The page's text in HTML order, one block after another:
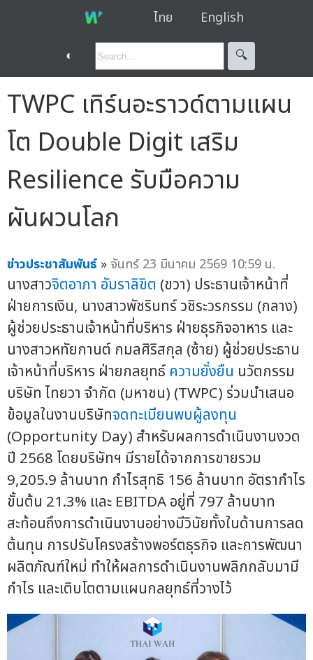
ไทย English
◐ 🔍︎
TWPC เทิร์นอะราวด์ตามแผน
โต Double Digit เสริม
Resilience รับมือความ
ผันผวนโลก
ข่าวประชาสัมพันธ์ » จันทร์ 23 มีนาคม 2569 10:59 น.
นางสาวจิตอาภา อัมราลิขิต (ขวา) ประธานเจ้าหน้าที่
ฝ่ายการเงิน, นางสาวพัชรินทร์ วชิระวรกรรม (กลาง)
ผู้ช่วยประธานเจ้าหน้าที่บริหาร ฝ่ายธุรกิจอาหาร และ
นางสาวหทัยกานต์ กมลศิริสกุล (ซ้าย) ผู้ช่วยประธาน
เจ้าหน้าที่บริหาร ฝ่ายกลยุทธ์ ความยั่งยืน นวัตกรรม
บริษัท ไทยวา จำกัด (มหาชน) (TWPC) ร่วมนำเสนอ
ข้อมูลในงานบริษัทจดทะเบียนพบผู้ลงทุน
(Opportunity Day) สำหรับผลการดำเนินงานงวด
ปี 2568 โดยบริษัทฯ มีรายได้จากการขายรวม
9,205.9 ล้านบาท กำไรสุทธิ 156 ล้านบาท อัตรากำไร
ขั้นต้น 21.3% และ EBITDA อยู่ที่ 797 ล้านบาท
สะท้อนถึงการดำเนินงานอย่างมีวินัยทั้งในด้านการลด
ต้นทุน การปรับโครงสร้างพอร์ตธุรกิจ และการพัฒนา
ผลิตภัณฑ์ใหม่ ทำให้ผลการดำเนินงานพลิกกลับมามี
กำไร และเติบโตตามแผนกลยุทธ์ที่วางไว้